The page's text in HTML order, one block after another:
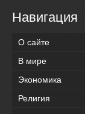
Навигация
О сайте
В мире
Экономика
Религия